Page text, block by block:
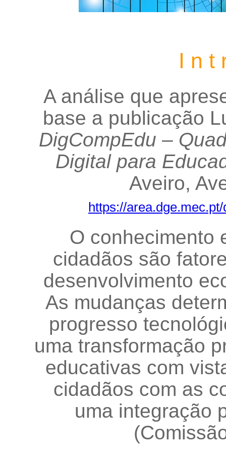
I n t
A análise que
base a publicação
DigCompEdu –
Digital para
Aveiro,
https://
O conhecimento
cidadãos são
desenvolvimento
As mudanças
progresso
uma transformação
educativas com
cidadãos com as
uma integração